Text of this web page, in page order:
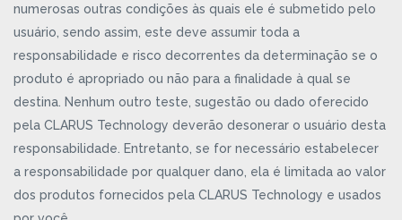
numerosas outras condições às quais ele é submetido pelo
usuário, sendo assim, este deve assumir toda a
responsabilidade e risco decorrentes da determinação se o
produto é apropriado ou não para a finalidade à qual se
destina. Nenhum outro teste, sugestão ou dado oferecido
pela CLARUS Technology deverão desonerar o usuário desta
responsabilidade. Entretanto, se for necessário estabelecer
a responsabilidade por qualquer dano, ela é limitada ao valor
dos produtos fornecidos pela CLARUS Technology e usados